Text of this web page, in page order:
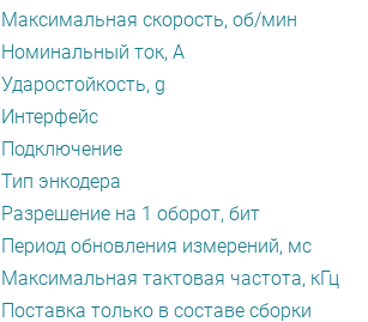
Максимальная скорость, об/мин
Номинальный ток, А
Ударостойкость, g
Интерфейс
Подключение
Тип энкодера
Разрешение на 1 оборот, бит
Период обновления измерений, мс
Максимальная тактовая частота, кГц
Поставка только в составе сборки